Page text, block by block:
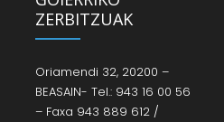
ZERBITZUAK
Oriamendi 32, 20200 –
BEASAIN- Tel.: 943 16 00 56
– Faxa 943 889 612 /